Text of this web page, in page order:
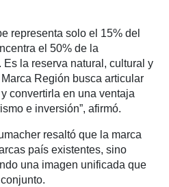
representa solo el 15% del
el 50% de la
la reserva natural, cultural y
Región busca articular
convertirla en una ventaja
e inversión”, afirmó.
resaltó que la marca
país existentes, sino
una imagen unificada que